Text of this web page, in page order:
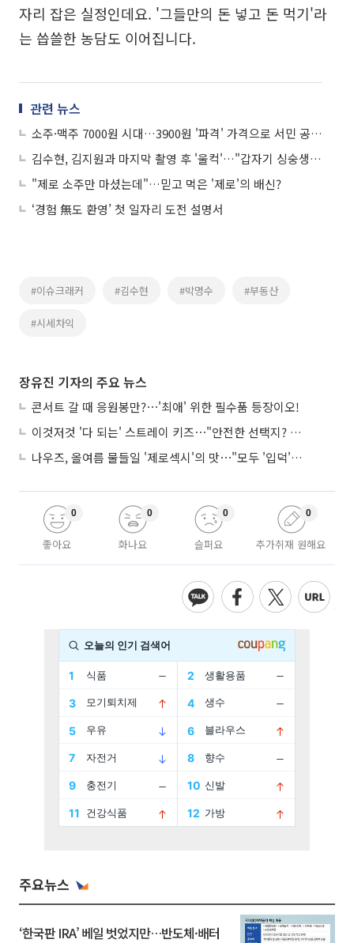
자리 잡은 실정인데요. '그들만의 돈 넣고 돈 먹기'라
는 씁쓸한 농담도 이어집니다.
관련 뉴스
소주·맥주 7000원 시대…3900원 '파격' 가격으로 서민 공략 나선 식당들
김수현, 김지원과 마지막 촬영 후 '울컥'…"갑자기 싱숭생숭"
"제로 소주만 마셨는데"…믿고 먹은 '제로'의 배신?
‘경험 無도 환영’ 첫 일자리 도전 설명서
#이슈크래커 #김수현 #박명수 #부동산
#시세차익
장유진 기자의 주요 뉴스
콘서트 갈 때 응원봉만?⋯'최애' 위한 필수품 등장이오!
이것저것 '다 되는' 스트레이 키즈⋯"안전한 선택지? 도전이 재밌죠"
나우즈, 올여름 물들일 '제로섹시'의 맛⋯"모두 '입덕'시킬 것"
좋아요
0
화나요
0
슬퍼요
0
추가취재 원해요
0
주요뉴스
‘한국판 IRA’ 베일 벗었지만…반도체·배터